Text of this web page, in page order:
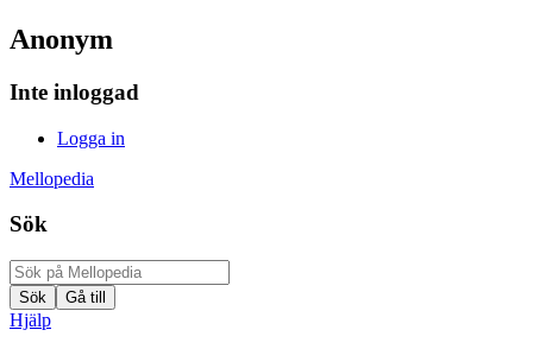
Anonym
Inte inloggad
Logga in
Mellopedia
Sök
Hjälp